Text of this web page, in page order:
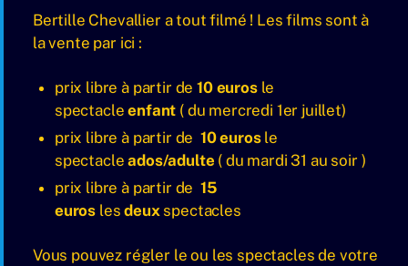
Bertille Chevallier a tout filmé ! Les films sont à
la vente par ici :
prix libre à partir de10 eurosle
spectacleenfant ( du mercredi 1er juillet)
prix libre à partir de 10 eurosle
spectacleados/adulte ( du mardi 31 au soir )
prix libre à partir de 15
euros lesdeuxspectacles
Vous pouvez régler le ou les spectacles de votre